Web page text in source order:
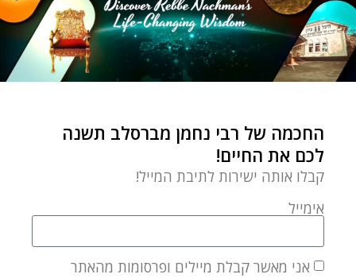
החכמה של רבי נחמן מברסלב תשנה
לכם את החיים!
קבלו אותה ישירות לתיבת המייל!
אימייל
אני מאשר קבלת מיילים ופרסומות מהאתר